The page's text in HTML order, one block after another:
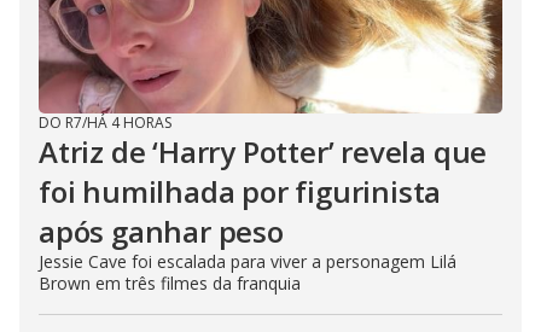
DO R7/HÁ 4 HORAS
Atriz de ‘Harry Potter’ revela que
foi humilhada por figurinista
após ganhar peso
Jessie Cave foi escalada para viver a personagem Lilá
Brown em três filmes da franquia